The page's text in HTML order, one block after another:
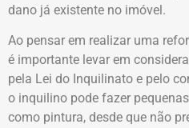
dano já existente no imóvel.
Ao pensar em realizar uma
é importante levar em
pela Lei do Inquilinato e pelo
o inquilino pode fazer
como pintura, desde que não